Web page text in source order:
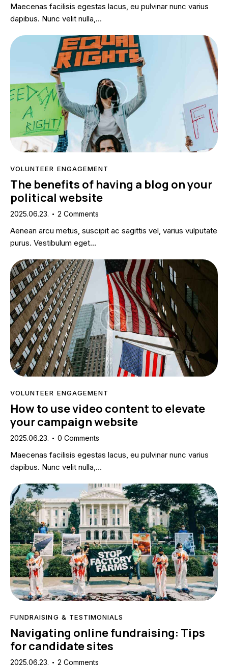
Maecenas facilisis egestas lacus, eu pulvinar nunc varius
dapibus. Nunc velit nulla,…
VOLUNTEER ENGAGEMENT
The benefits of having a blog on your
political website
2025.06.23. 2 Comments
Aenean arcu metus, suscipit ac sagittis vel, varius vulputate
purus. Vestibulum eget…
VOLUNTEER ENGAGEMENT
How to use video content to elevate
your campaign website
2025.06.23. 0 Comments
Maecenas facilisis egestas lacus, eu pulvinar nunc varius
dapibus. Nunc velit nulla,…
FUNDRAISING & TESTIMONIALS
Navigating online fundraising: Tips
for candidate sites
2025.06.23. 2 Comments